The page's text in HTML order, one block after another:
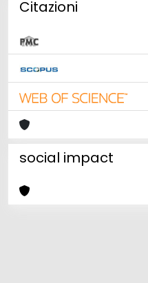
Citazioni
social impact